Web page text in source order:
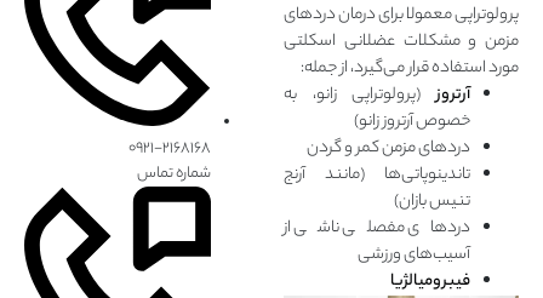
پرولوتراپی معمولا برای درمان دردهای
مزمن و مشکلات عضلانی اسکلتی
مورد استفاده قرار می‌گیرد، از جمله:
آرتروز(پرولوتراپی زانو، به‌
خصوص آرتروز زانو)
دردهای مزمن کمر و گردن
تاندینوپاتی‌ها (مانند آرنج
تنیس‌ بازان)
دردهای مفصلی ناشی از
آسیب‌های ورزشی
فیبرومیالژیا
۰۹۲۱-۲۱۶۸۱۶۸
شماره تماس